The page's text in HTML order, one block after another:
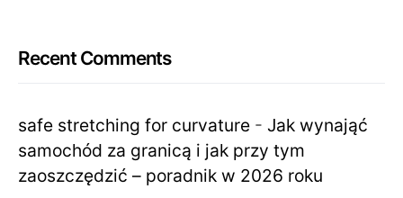
Recent Comments
safe stretching for curvature - Jak wynająć
samochód za granicą i jak przy tym
zaoszczędzić – poradnik w 2026 roku